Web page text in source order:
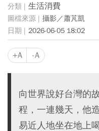
生活消費
攝影／蕭芃凱
2026-06-05 18:02
+A -A
向世界說好台灣的
程，一連幾天，他
易近人地坐在地上